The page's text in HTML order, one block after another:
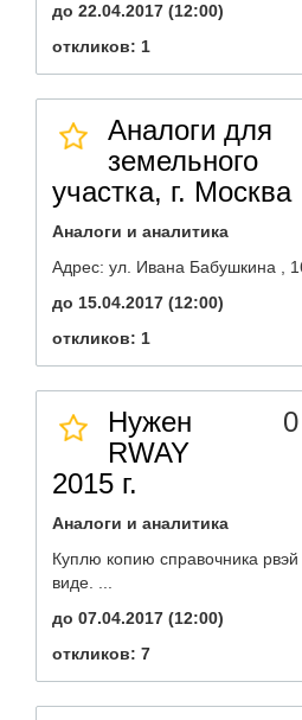
до 22.04.2017 (12:00)
откликов: 1
Аналоги для
земельного
участка, г. Москва
Аналоги и аналитика
Адрес: ул. Ивана Бабушкина ,
до 15.04.2017 (12:00)
откликов: 1
Нужен
RWAY
2015 г.
Аналоги и аналитика
Куплю копию справочника рвэй
виде. ...
до 07.04.2017 (12:00)
откликов: 7